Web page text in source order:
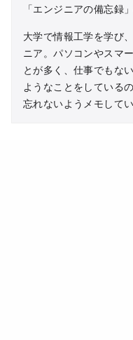
「エンジニアの備忘録
大学で情報工学を学び
ニア。パソコンやスマ
とが多く、仕事でもな
ようなことをしている
忘れないようメモしてい